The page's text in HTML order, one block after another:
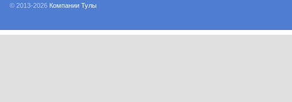
© 2013-2026 Компании Тулы